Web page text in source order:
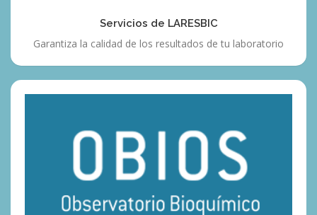
Servicios de LARESBIC
Garantiza la calidad de los resultados de tu laboratorio